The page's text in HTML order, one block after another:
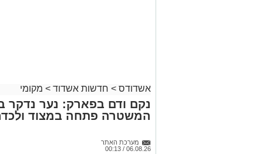
אשדודס > חדשות אשדוד > מקומי
נקם ודם בפארק: נער נדקר
המשטרה פתחה במצוד
מערכת האתר
06.08.26 / 00:13